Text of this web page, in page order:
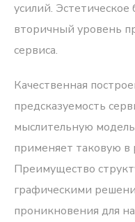
усилий.
вторичный уровень
сервиса.
Качественная
предсказуемость
мыслительную
применяет таковую в
Преимущество
графическими
проникновения для